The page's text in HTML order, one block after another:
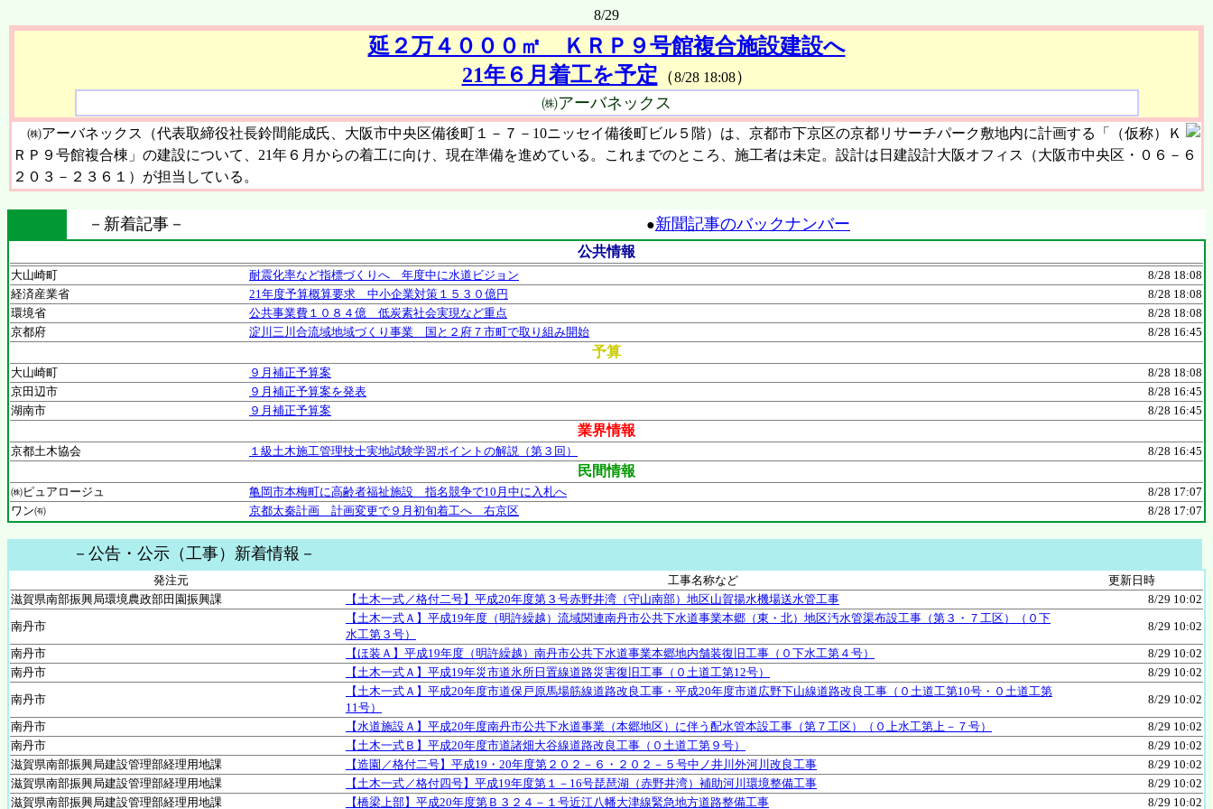
8/29
延２万４０００㎡ ＫＲＰ９号館複合施設建設へ
21年６月着工を予定 （8/28 18:08）
㈱アーバネックス
㈱アーバネックス（代表取締役社長鈴間能成氏、大阪市中央区備後町１－７－10ニッセイ備後町ビル５階）は、京都市下京区の京都リサーチパーク敷地内に計画する「（仮称）Ｋ
ＲＰ９号館複合棟」の建設について、21年６月からの着工に向け、現在準備を進めている。これまでのところ、施工者は未定。設計は日建設計大阪オフィス（大阪市中央区・０６－６
２０３－２３６１）が担当している。
－新着記事－ ●新聞記事のバックナンバー
公共情報
大山崎町 耐震化率など指標づくりへ 年度中に水道ビジョン
8/28 18:08
経済産業省
21年度予算概算要求 中小企業対策１５３０億円
8/28 18:08
環境省
公共事業費１０８４億 低炭素社会実現など重点
8/28 18:08
京都府
淀川三川合流域地域づくり事業 国と２府７市町で取り組み開始 8/28 16:45
予算
大山崎町 ９月補正予算案
8/28 18:08
京田辺市
９月補正予算案を発表
8/28 16:45
湖南市
９月補正予算案 8/28 16:45
業界情報
京都土木協会 １級土木施工管理技士実地試験学習ポイントの解説（第３回） 8/28 16:45
民間情報
㈱ピュアロージュ 亀岡市本梅町に高齢者福祉施設 指名競争で10月中に入札へ
8/28 17:07
ワン㈲
京都太秦計画 計画変更で９月初旬着工へ 右京区 8/28 17:07
－公告・公示（工事）新着情報－
発注元 工事名称など
更新日時
滋賀県南部振興局環境農政部田園振興課
【土木一式／格付二号】平成20年度第３号赤野井湾（守山南部）地区山賀揚水機場送水管工事
8/29 10:02
南丹市
【土木一式Ａ】平成19年度（明許繰越）流域関連南丹市公共下水道事業本郷（東・北）地区汚水管渠布設工事（第３・７工区）（０下
水工第３号）
8/29 10:02
南丹市
【ほ装Ａ】平成19年度（明許繰越）南丹市公共下水道事業本郷地内舗装復旧工事（０下水工第４号）
8/29 10:02
南丹市
【土木一式Ａ】平成19年災市道氷所日置線道路災害復旧工事（０土道工第12号）
8/29 10:02
南丹市
【土木一式Ａ】平成20年度市道保戸原馬場筋線道路改良工事・平成20年度市道広野下山線道路改良工事（０土道工第10号・０土道工第
11号）
8/29 10:02
南丹市
【水道施設Ａ】平成20年度南丹市公共下水道事業（本郷地区）に伴う配水管本設工事（第７工区）（０上水工第上－７号）
8/29 10:02
南丹市
【土木一式Ｂ】平成20年度市道諸畑大谷線道路改良工事（０土道工第９号）
8/29 10:02
滋賀県南部振興局建設管理部経理用地課
【造園／格付二号】平成19・20年度第２０２－６・２０２－５号中ノ井川外河川改良工事
8/29 10:02
滋賀県南部振興局建設管理部経理用地課
【土木一式／格付四号】平成19年度第１－16号琵琶湖（赤野井湾）補助河川環境整備工事
8/29 10:02
滋賀県南部振興局建設管理部経理用地課
【橋梁上部】平成20年度第Ｂ３２４－１号近江八幡大津線緊急地方道路整備工事 8/29 10:02